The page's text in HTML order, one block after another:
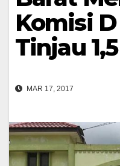
Komisi
Tinjau
MAR 17, 2017